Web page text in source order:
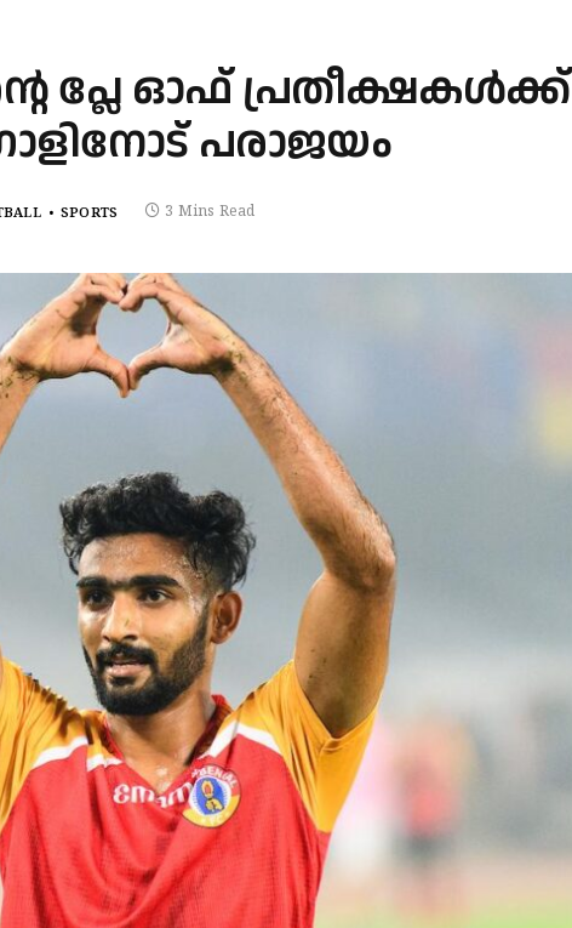
പ്ലേ ഓഫ് പ്രതീക്ഷകള്‍ക്ക്
പരാജയം
SPORTS 3 Mins Read